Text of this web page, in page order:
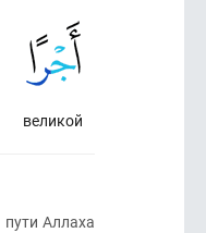
великой
Аллаха